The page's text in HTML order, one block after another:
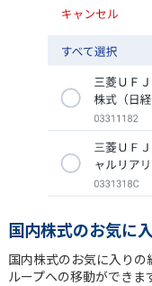
国内株式のお気に
国内株式のお気に入り
ループへの移動ができま